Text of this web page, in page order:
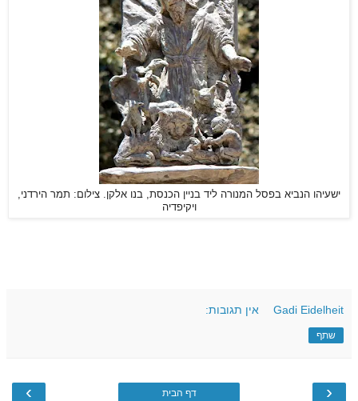
ישעיהו הנביא בפסל המנורה ליד בניין הכנסת, בנו אלקן. צילום: תמר הירדני,
ויקיפדיה
Gadi Eidelheit אין תגובות:
שתף
‹
› דף הבית